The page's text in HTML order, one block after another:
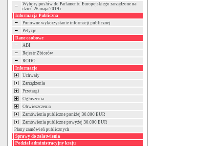
Wybory posłów do Parlamentu Europejskiego zarządzone na
dzień 26 maja 2019 r.
Informacja Publiczna
Ponowne wykorzystanie informacji publicznej
Petycje
Dane osobowe
ABI
Rejestr Zbiorów
RODO
Informacje
Uchwały
Zarządzenia
Przetargi
Ogłoszenia
Obwieszczenia
Zamówienia publiczne poniżej 30.000 EUR
Zamówienia publiczne powyżej 30.000 EUR
Plany zamówień publicznych
Sprawy do załatwienia
Podział administracyjny kraju